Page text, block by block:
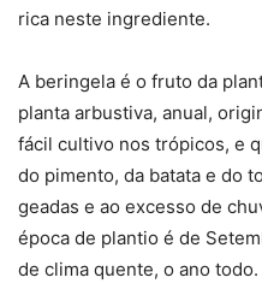
rica neste ingrediente.
A beringela é o fruto da
planta arbustiva, anual,
fácil cultivo nos trópicos, e
do pimento, da batata e do
geadas e ao excesso de
época de plantio é de
de clima quente, o ano todo.